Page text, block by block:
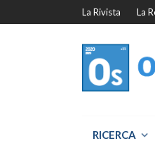
La Rivista La
RICERCA